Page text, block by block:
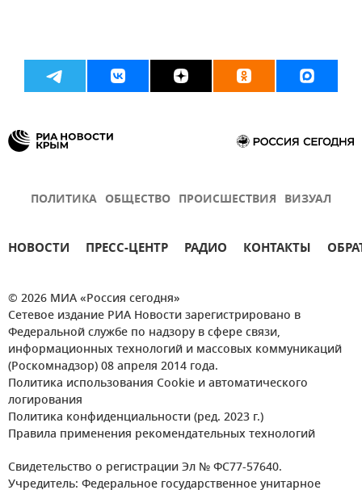
ПОЛИТИКА ОБЩЕСТВО ПРОИСШЕСТВИЯ ВИЗУАЛ
НОВОСТИ ПРЕСС-ЦЕНТР РАДИО КОНТАКТЫ
© 2026 МИА «Россия сегодня»
Сетевое издание РИА Новости зарегистрировано в
Федеральной службе по надзору в сфере связи,
информационных технологий и массовых коммуникаций
(Роскомнадзор) 08 апреля 2014 года.
Политика использования Cookie и автоматического
логирования
Политика конфиденциальности (ред. 2023 г.)
Правила применения рекомендательных технологий
Свидетельство о регистрации Эл № ФС77-57640.
Учредитель: Федеральное государственное унитарное